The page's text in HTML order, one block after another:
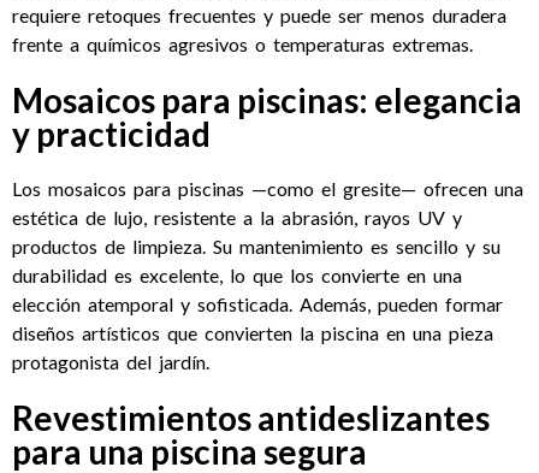
requiere retoques frecuentes y puede ser menos duradera
frente a químicos agresivos o temperaturas extremas.
Mosaicos para piscinas: elegancia
y practicidad
Los mosaicos para piscinas —como el gresite— ofrecen una
estética de lujo, resistente a la abrasión, rayos UV y
productos de limpieza. Su mantenimiento es sencillo y su
durabilidad es excelente, lo que los convierte en una
elección atemporal y sofisticada. Además, pueden formar
diseños artísticos que convierten la piscina en una pieza
protagonista del jardín.
Revestimientos antideslizantes
para una piscina segura